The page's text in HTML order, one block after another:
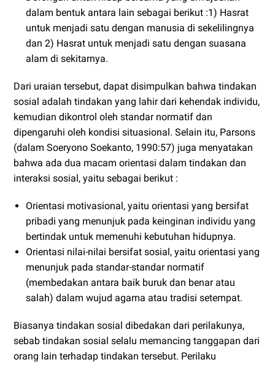
dalam bentuk antara lain sebagai berikut :1) Hasrat
untuk menjadi satu dengan manusia di sekelilingnya
dan 2) Hasrat untuk menjadi satu dengan suasana
alam di sekitarnya.
Dari uraian tersebut, dapat disimpulkan bahwa tindakan
sosial adalah tindakan yang lahir dari kehendak individu,
kemudian dikontrol oleh standar normatif dan
dipengaruhi oleh kondisi situasional. Selain itu, Parsons
(dalam Soeryono Soekanto, 1990:57) juga menyatakan
bahwa ada dua macam orientasi dalam tindakan dan
interaksi sosial, yaitu sebagai berikut :
Orientasi motivasional, yaitu orientasi yang bersifat
pribadi yang menunjuk pada keinginan individu yang
bertindak untuk memenuhi kebutuhan hidupnya.
Orientasi nilai-nilai bersifat sosial, yaitu orientasi yang
menunjuk pada standar-standar normatif
(membedakan antara baik buruk dan benar atau
salah) dalam wujud agama atau tradisi setempat.
Biasanya tindakan sosial dibedakan dari perilakunya,
sebab tindakan sosial selalu memancing tanggapan dari
orang lain terhadap tindakan tersebut. Perilaku